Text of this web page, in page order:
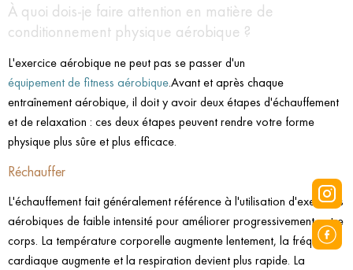
À quoi dois-je faire attention en matière de
conditionnement physique aérobique ?
L'exercice aérobique ne peut pas se passer d'un
équipement de fitness aérobique.Avant et après chaque
entraînement aérobique, il doit y avoir deux étapes d'échauffement
et de relaxation : ces deux étapes peuvent rendre votre forme
physique plus sûre et plus efficace.
Réchauffer
L'échauffement fait généralement référence à l'utilisation d'exercices
aérobiques de faible intensité pour améliorer progressivement votre
corps. La température corporelle augmente lentement, la fréquence
cardiaque augmente et la respiration devient plus rapide. La